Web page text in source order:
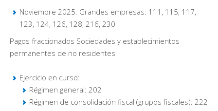
Noviembre 2025. Grandes empresas: 111, 115, 117,
123, 124, 126, 128, 216, 230
Pagos fraccionados Sociedades y establecimientos
permanentes de no residentes
Ejercicio en curso:
Régimen general: 202
Régimen de consolidación fiscal (grupos fiscales): 222